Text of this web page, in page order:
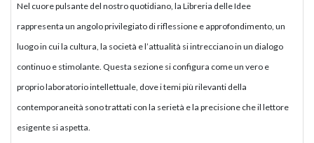
Nel cuore pulsante del nostro quotidiano, la Libreria delle Idee
rappresenta un angolo privilegiato di riflessione e approfondimento, un
luogo in cui la cultura, la società e l’attualità si intrecciano in un dialogo
continuo e stimolante. Questa sezione si configura come un vero e
proprio laboratorio intellettuale, dove i temi più rilevanti della
contemporaneità sono trattati con la serietà e la precisione che il lettore
esigente si aspetta.